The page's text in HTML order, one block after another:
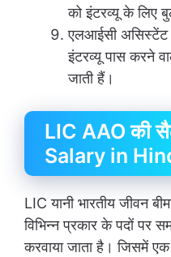
को इंटरव्यू के लिए
एलआईसी असिस्टेंट
इंटरव्यू पास करने
जाती हैं।
LIC AAO की
Salary in
LIC यानी भारतीय जीवन
विभिन्न प्रकार के पदों पर
करवाया जाता है। जिसमें